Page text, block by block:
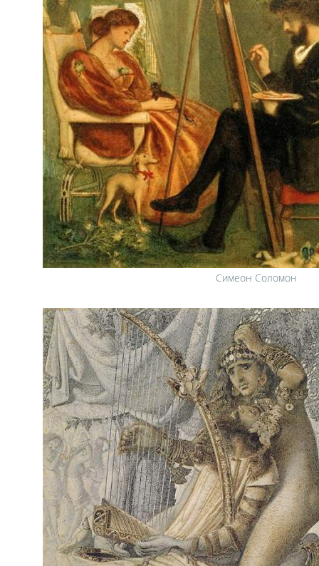
Симеон Соломон